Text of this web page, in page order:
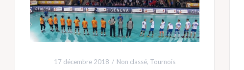
17 décembre 2018 Non classé, Tournois